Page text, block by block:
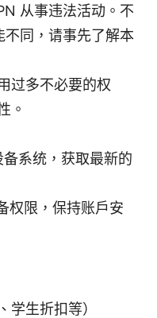
从事违法活动。不
不同，请事先了解本
过多不必要的权
。
系统，获取最新的
权限，保持账户安
学生折扣等）